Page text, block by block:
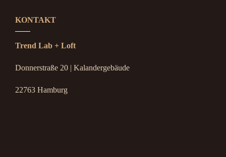
KONTAKT
Trend Lab + Loft
Donnerstraße 20 | Kalandergebäude
22763 Hamburg